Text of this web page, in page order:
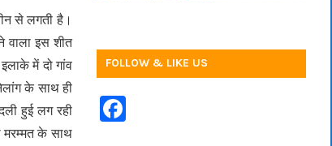
से लगती है।
इस शीत
में दो गांव
के साथ ही
हुई लग रही
मरम्मत के साथ
FOLLOW & LIKE US
F